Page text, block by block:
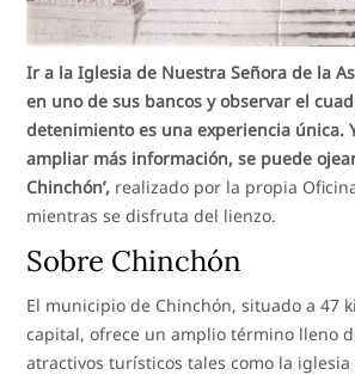
Ir a la Iglesia de Nuestra Señora de la
en uno de sus bancos y observar el
detenimiento es una experiencia única.
ampliar más información, se puede
Chinchón’, realizado por la propia
mientras se disfruta del lienzo.
Sobre Chinchón
El municipio de Chinchón, situado a 47
capital, ofrece un amplio término lleno
atractivos turísticos tales como la